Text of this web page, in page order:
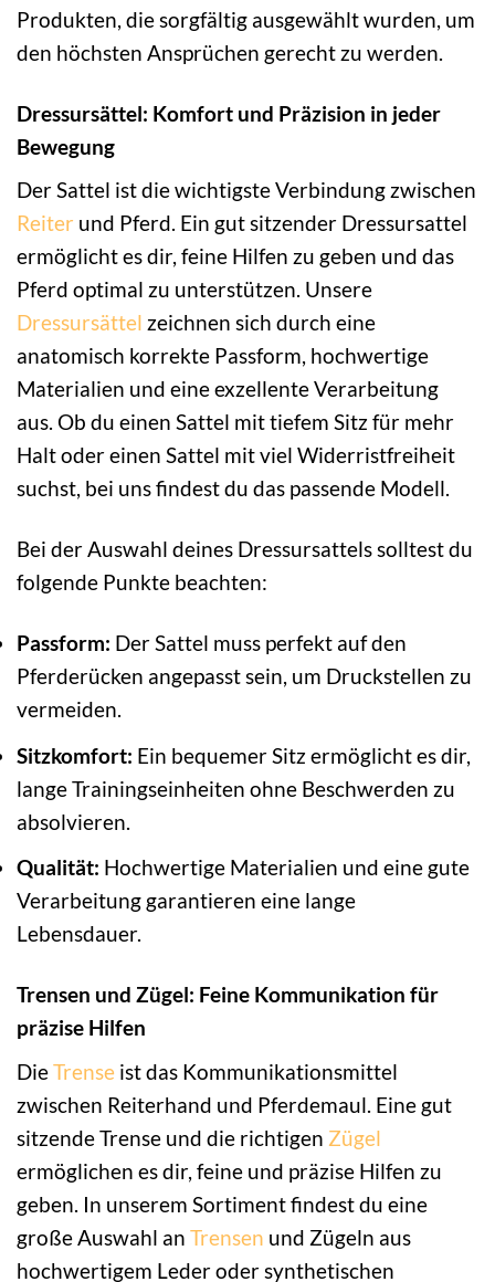
Produkten, die sorgfältig ausgewählt wurden, um
den höchsten Ansprüchen gerecht zu werden.
Dressursättel: Komfort und Präzision in jeder
Bewegung
Der Sattel ist die wichtigste Verbindung zwischen
Reiter und Pferd. Ein gut sitzender Dressursattel
ermöglicht es dir, feine Hilfen zu geben und das
Pferd optimal zu unterstützen. Unsere
Dressursättel zeichnen sich durch eine
anatomisch korrekte Passform, hochwertige
Materialien und eine exzellente Verarbeitung
aus. Ob du einen Sattel mit tiefem Sitz für mehr
Halt oder einen Sattel mit viel Widerristfreiheit
suchst, bei uns findest du das passende Modell.
Bei der Auswahl deines Dressursattels solltest du
folgende Punkte beachten:
Passform: Der Sattel muss perfekt auf den
Pferderücken angepasst sein, um Druckstellen zu
vermeiden.
Sitzkomfort: Ein bequemer Sitz ermöglicht es dir,
lange Trainingseinheiten ohne Beschwerden zu
absolvieren.
Qualität: Hochwertige Materialien und eine gute
Verarbeitung garantieren eine lange
Lebensdauer.
Trensen und Zügel: Feine Kommunikation für
präzise Hilfen
DieTrense ist das Kommunikationsmittel
zwischen Reiterhand und Pferdemaul. Eine gut
sitzende Trense und die richtigen Zügel
ermöglichen es dir, feine und präzise Hilfen zu
geben. In unserem Sortiment findest du eine
große Auswahl an Trensen und Zügeln aus
hochwertigem Leder oder synthetischen